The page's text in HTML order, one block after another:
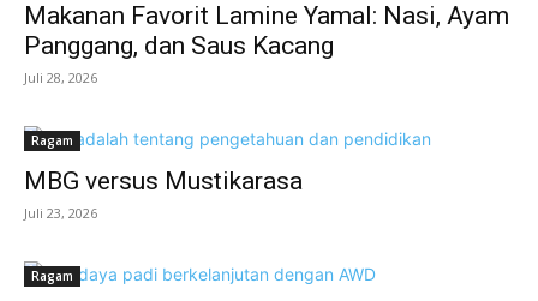
Makanan Favorit Lamine Yamal: Nasi, Ayam
Panggang, dan Saus Kacang
Juli 28, 2026
Ragam
MBG versus Mustikarasa
Juli 23, 2026
Ragam